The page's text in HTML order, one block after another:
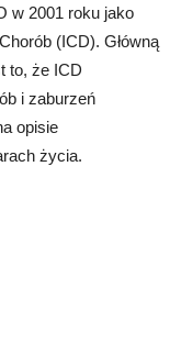
w 2001 roku jako
(ICD). Główną
to, że ICD
i zaburzeń
opisie
życia.